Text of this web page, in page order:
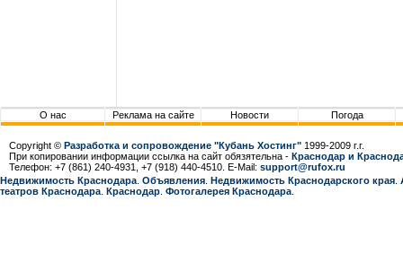
О нас Реклама на сайте Новости Погода
Copyright © Разработка и сопровождение "Кубань Хостинг" 1999-2009 г.г.
При копировании информации ссылка на сайт обязятельна - Краснодар и
Телефон: +7 (861) 240-4931, +7 (918) 440-4510. E-Mail: support@rufox.ru
Недвижимость Краснодара Объявления Недвижимость Краснодарcкого края
театров Краснодара Краснодар Фотогалерея Краснодара